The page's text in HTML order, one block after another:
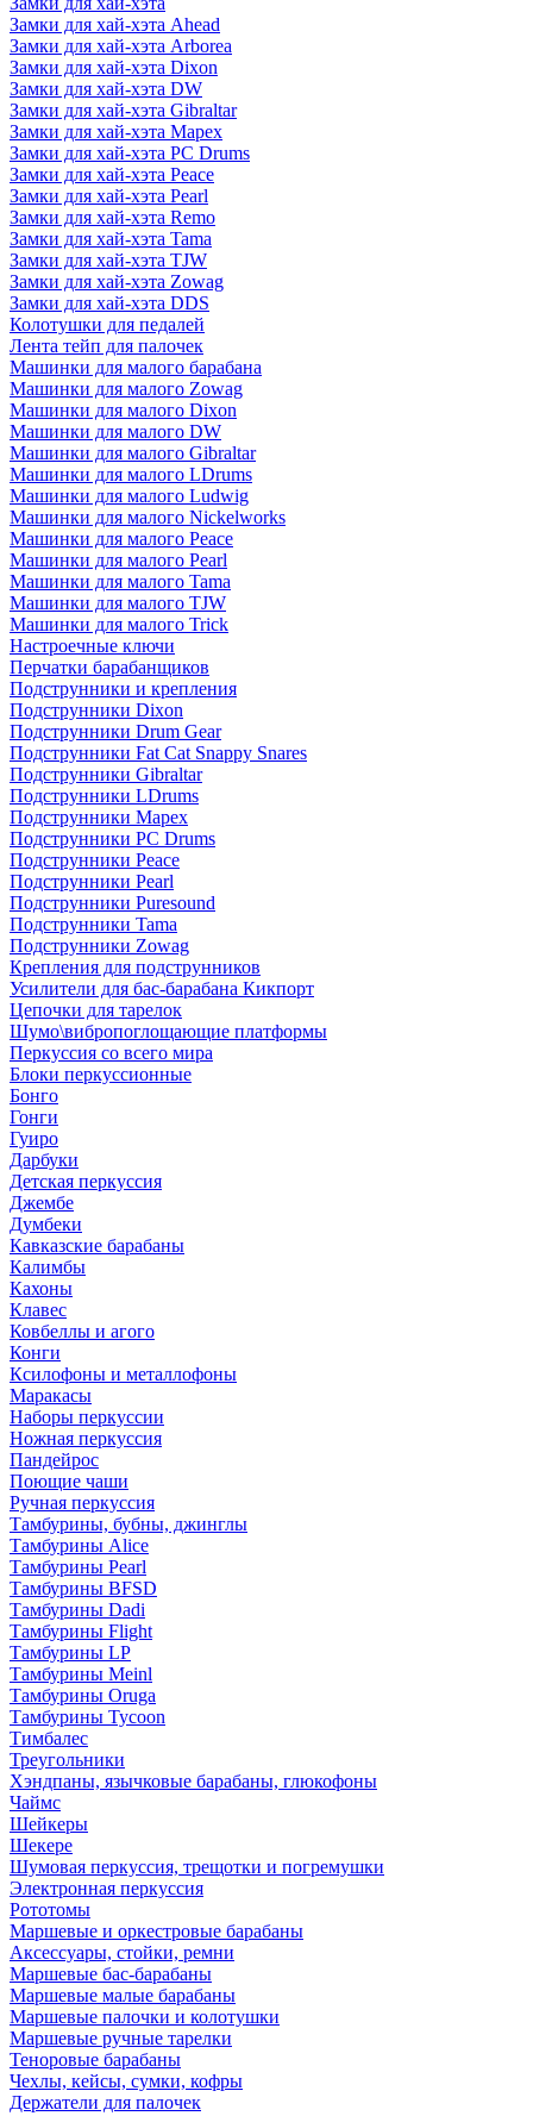
Замки для хай-хэта Ahead
Замки для хай-хэта Arborea
Замки для хай-хэта Dixon
Замки для хай-хэта DW
Замки для хай-хэта Gibraltar
Замки для хай-хэта Mapex
Замки для хай-хэта PC Drums
Замки для хай-хэта Peace
Замки для хай-хэта Pearl
Замки для хай-хэта Remo
Замки для хай-хэта Tama
Замки для хай-хэта TJW
Замки для хай-хэта Zowag
Замки для хай-хэта DDS
Колотушки для педалей
Лента тейп для палочек
Машинки для малого барабана
Машинки для малого Zowag
Машинки для малого Dixon
Машинки для малого DW
Машинки для малого Gibraltar
Машинки для малого LDrums
Машинки для малого Ludwig
Машинки для малого Nickelworks
Машинки для малого Peace
Машинки для малого Pearl
Машинки для малого Tama
Машинки для малого TJW
Машинки для малого Trick
Настроечные ключи
Перчатки барабанщиков
Подструнники и крепления
Подструнники Dixon
Подструнники Drum Gear
Подструнники Fat Cat Snappy Snares
Подструнники Gibraltar
Подструнники LDrums
Подструнники Mapex
Подструнники PC Drums
Подструнники Peace
Подструнники Pearl
Подструнники Puresound
Подструнники Tama
Подструнники Zowag
Крепления для подструнников
Усилители для бас-барабана Кикпорт
Цепочки для тарелок
Шумо\вибропоглощающие платформы
Перкуссия со всего мира
Блоки перкуссионные
Бонго
Гонги
Гуиро
Дарбуки
Детская перкуссия
Джембе
Думбеки
Кавказские барабаны
Калимбы
Кахоны
Клавес
Ковбеллы и агого
Конги
Ксилофоны и металлофоны
Маракасы
Наборы перкуссии
Ножная перкуссия
Пандейрос
Поющие чаши
Ручная перкуссия
Тамбурины, бубны, джинглы
Тамбурины Alice
Тамбурины Pearl
Тамбурины BFSD
Тамбурины Dadi
Тамбурины Flight
Тамбурины LP
Тамбурины Meinl
Тамбурины Oruga
Тамбурины Tycoon
Тимбалес
Треугольники
Хэндпаны, язычковые барабаны, глюкофоны
Чаймс
Шейкеры
Шекере
Шумовая перкуссия, трещотки и погремушки
Электронная перкуссия
Рототомы
Маршевые и оркестровые барабаны
Аксессуары, стойки, ремни
Маршевые бас-барабаны
Маршевые малые барабаны
Маршевые палочки и колотушки
Маршевые ручные тарелки
Теноровые барабаны
Чехлы, кейсы, сумки, кофры
Держатели для палочек